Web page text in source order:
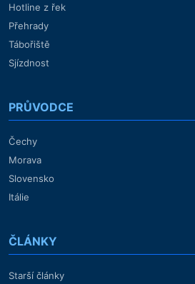
Hotline z řek
Přehrady
Tábořiště
Sjízdnost
PRŮVODCE
Čechy
Morava
Slovensko
Itálie
ČLÁNKY
Starší články